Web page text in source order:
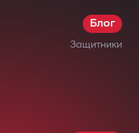
Блог
Защитники